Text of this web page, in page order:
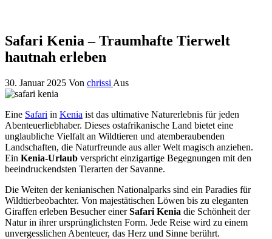
Safari Kenia – Traumhafte Tierwelt
hautnah erleben
30. Januar 2025 Von chrissi Aus
Eine Safari in Kenia ist das ultimative Naturerlebnis für jeden
Abenteuerliebhaber. Dieses ostafrikanische Land bietet eine
unglaubliche Vielfalt an Wildtieren und atemberaubenden
Landschaften, die Naturfreunde aus aller Welt magisch anziehen.
Ein Kenia-Urlaub verspricht einzigartige Begegnungen mit den
beeindruckendsten Tierarten der Savanne.
Die Weiten der kenianischen Nationalparks sind ein Paradies für
Wildtierbeobachter. Von majestätischen Löwen bis zu eleganten
Giraffen erleben Besucher einerSafari Kenia die Schönheit der
Natur in ihrer ursprünglichsten Form. Jede Reise wird zu einem
unvergesslichen Abenteuer, das Herz und Sinne berührt.